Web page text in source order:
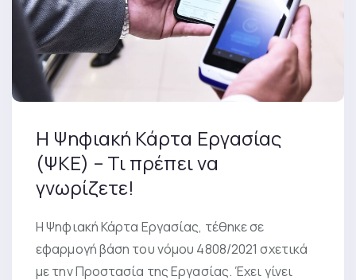
Η Ψηφιακή Κάρτα Εργασίας
(ΨΚΕ) – Τι πρέπει να
γνωρίζετε!
Η Ψηφιακή Κάρτα Εργασίας, τέθηκε σε
εφαρμογή βάση του νόμου 4808/2021 σχετικά
με την Προστασία της Εργασίας. Έχει γίνει